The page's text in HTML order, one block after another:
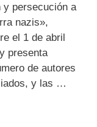
y persecución a
nazis»,
el 1 de abril
presenta
de autores
y las …